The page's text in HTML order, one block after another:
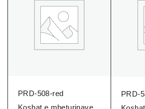
PRD-508-red
Koshat e mbeturinave
PRD-